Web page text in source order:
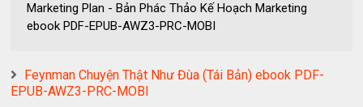
Marketing Plan - Bản Phác Thảo Kế Hoạch Marketing
ebook PDF-EPUB-AWZ3-PRC-MOBI
Feynman Chuyện Thật Như Đùa (Tái Bản) ebook PDF-
EPUB-AWZ3-PRC-MOBI